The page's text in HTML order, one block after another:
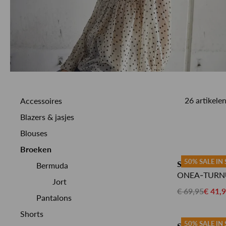
ALLE MERKEN
ALLE MERKEN
Accessoires
Blazers & jasjes
Blouses
Broeken
Bermuda
Jort
Pantalons
Shorts
26 artikelen
50% SALE IN
SISTERS
ONEA-
€ 69,95€
50% SALE IN